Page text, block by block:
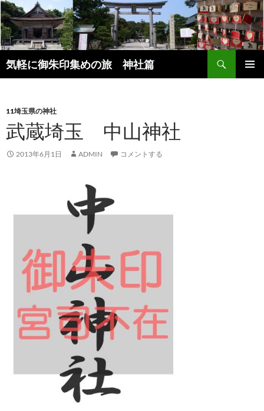
コ
ン
テ
ン
ツ
へ
プ
気軽に御朱印集めの旅 神社篇
索
11埼玉県の神社
武蔵埼玉 中山神社
2013年6月1日 ADMIN コメントする